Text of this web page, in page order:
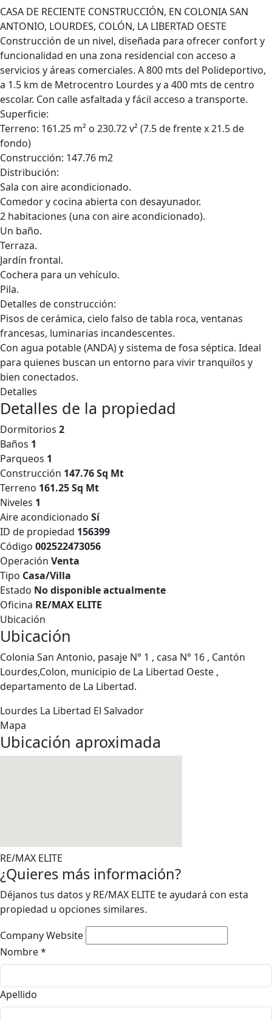
CASA DE RECIENTE CONSTRUCCIÓN, EN COLONIA SAN
ANTONIO, LOURDES, COLÓN, LA LIBERTAD OESTE
Construcción de un nivel, diseñada para ofrecer confort y
funcionalidad en una zona residencial con acceso a
servicios y áreas comerciales. A 800 mts del Polideportivo,
a 1.5 km de Metrocentro Lourdes y a 400 mts de centro
escolar. Con calle asfaltada y fácil acceso a transporte.
Superficie:
Terreno: 161.25 m² o 230.72 v² (7.5 de frente x 21.5 de
fondo)
Construcción: 147.76 m2
Distribución:
Sala con aire acondicionado.
Comedor y cocina abierta con desayunador.
2 habitaciones (una con aire acondicionado).
Un baño.
Terraza.
Jardín frontal.
Cochera para un vehículo.
Pila.
Detalles de construcción:
Pisos de cerámica, cielo falso de tabla roca, ventanas
francesas, luminarias incandescentes.
Con agua potable (ANDA) y sistema de fosa séptica. Ideal
para quienes buscan un entorno para vivir tranquilos y
bien conectados.
Detalles
Detalles de la propiedad
Dormitorios 2
Baños 1
Parqueos 1
Construcción 147.76 Sq Mt
Terreno 161.25 Sq Mt
Niveles 1
Aire acondicionado Sí
ID de propiedad 156399
Código 002522473056
Operación Venta
Tipo Casa/Villa
Estado No disponible actualmente
Oficina RE/MAX ELITE
Ubicación
Ubicación
Colonia San Antonio, pasaje N° 1 , casa N° 16 , Cantón
Lourdes,Colon, municipio de La Libertad Oeste ,
departamento de La Libertad.
Lourdes La Libertad El Salvador
Mapa
Ubicación aproximada
RE/MAX ELITE
¿Quieres más información?
Déjanos tus datos y RE/MAX ELITE te ayudará con esta
propiedad u opciones similares.
Company Website
Nombre*
Apellido